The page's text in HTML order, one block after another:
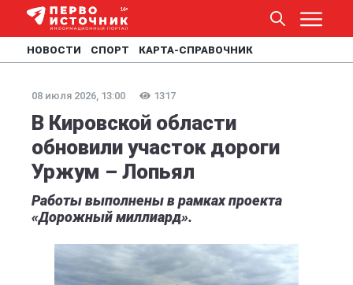
НОВОСТИ СПОРТ КАРТА-СПРАВОЧНИК
08 июля 2026, 13:00 1317
В Кировской области
обновили участок дороги
Уржум – Лопьял
Работы выполнены в рамках проекта
«Дорожный миллиард».